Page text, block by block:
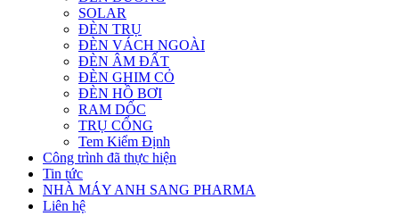
SOLAR
ĐÈN TRỤ
ĐÈN VÁCH NGOÀI
ĐÈN ÂM ĐẤT
ĐÈN GHIM CỎ
ĐÈN HỒ BƠI
RAM DỐC
TRỤ CỔNG
Tem Kiểm Định
Công trình đã thực hiện
Tin tức
NHÀ MÁY ANH SANG PHARMA
Liên hệ